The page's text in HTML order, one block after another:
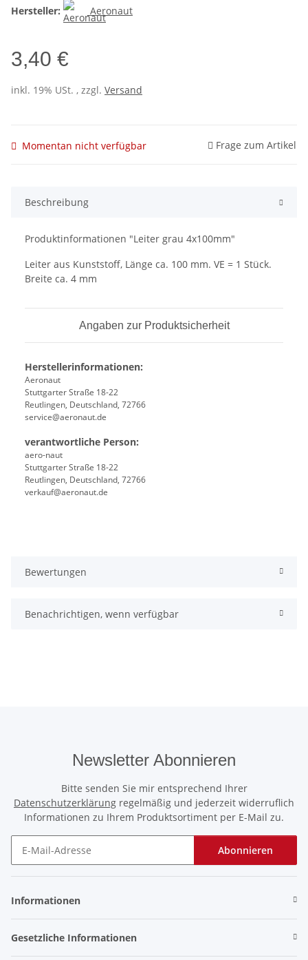
Hersteller:
Aeronaut
3,40 €
inkl. 19% USt. , zzgl. Versand
Momentan nicht verfügbar Frage zum Artikel
Beschreibung
Produktinformationen "Leiter grau 4x100mm"
Leiter aus Kunststoff, Länge ca. 100 mm. VE = 1 Stück.
Breite ca. 4 mm
Angaben zur Produktsicherheit
Herstellerinformationen:
Aeronaut
Stuttgarter Straße 18-22
Reutlingen, Deutschland, 72766
service@aeronaut.de
verantwortliche Person:
aero-naut
Stuttgarter Straße 18-22
Reutlingen, Deutschland, 72766
verkauf@aeronaut.de
Bewertungen
Benachrichtigen, wenn verfügbar
Newsletter Abonnieren
Bitte senden Sie mir entsprechend Ihrer
Datenschutzerklärung regelmäßig und jederzeit widerruflich
Informationen zu Ihrem Produktsortiment per E-Mail zu.
Abonnieren
Informationen
Gesetzliche Informationen